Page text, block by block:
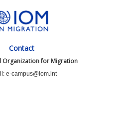
Contact
Organization for Migration
e-campus@iom.int